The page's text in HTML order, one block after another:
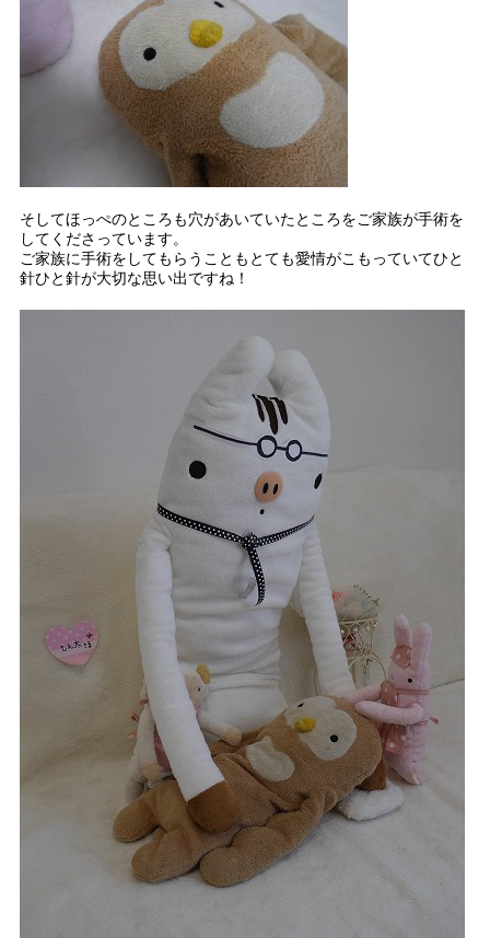
そしてほっぺのところも穴があいていたところをご家族が手術を
してくださっています。
ご家族に手術をしてもらうこともとても愛情がこもっていてひと
針ひと針が大切な思い出ですね！